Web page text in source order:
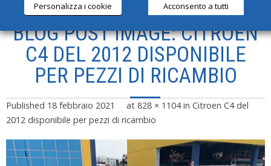
SERVIZI
PRODOTTI
NEWS
CONTATTI
BLOG POST IMAGE: CITROEN
C4 DEL 2012 DISPONIBILE
PER PEZZI DI RICAMBIO
Published 18 febbraio 2021 at 828 × 1104in Citroen C4 del
2012 disponibile per pezzi di ricambio
Personalizza i cookie Acconsento a tutti